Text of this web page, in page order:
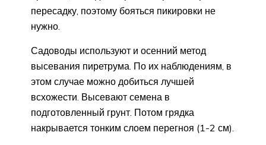
пересадку, поэтому бояться пикировки не
нужно.
Садоводы используют и осенний метод
высевания пиретрума. По их наблюдениям, в
этом случае можно добиться лучшей
всхожести. Высевают семена в
подготовленный грунт. Потом грядка
накрывается тонким слоем перегноя (1-2 см).